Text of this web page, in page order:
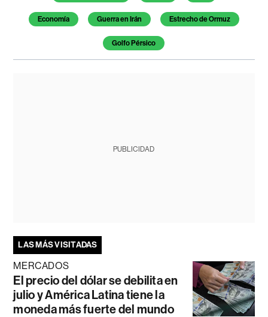
Economía Guerra en Irán Estrecho de Ormuz
Golfo Pérsico
PUBLICIDAD
LAS MÁS VISITADAS
MERCADOS
El precio del dólar se debilita en
julio y América Latina tiene la
moneda más fuerte del mundo